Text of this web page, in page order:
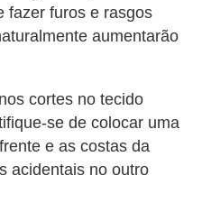
fazer furos e rasgos
aumentarão
cortes no tecido
se de colocar uma
e as costas da
acidentais no outro